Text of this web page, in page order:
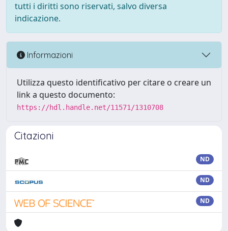
tutti i diritti sono riservati, salvo diversa
indicazione.
Informazioni
Utilizza questo identificativo per citare o creare un
link a questo documento:
https://hdl.handle.net/11571/1310708
Citazioni
ND
ND
ND